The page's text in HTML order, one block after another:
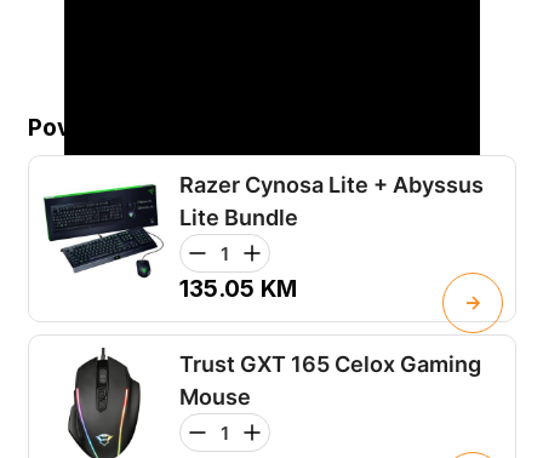
Povezani proizvodi...
Razer Cynosa Lite + Abyssus
Lite Bundle
135.05 KM
Trust GXT 165 Celox Gaming
Mouse